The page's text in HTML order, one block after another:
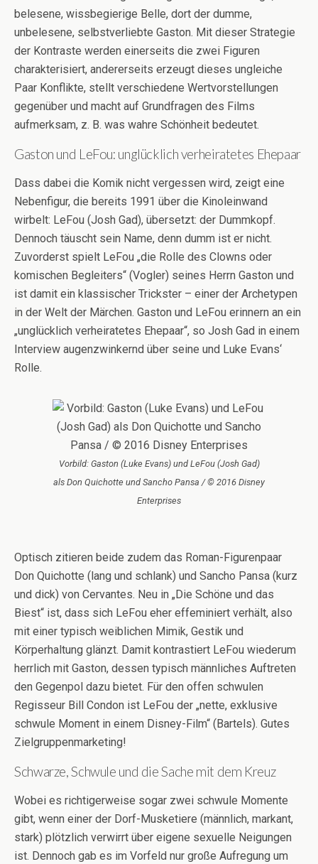
belesene, wissbegierige Belle, dort der dumme,
unbelesene, selbstverliebte Gaston. Mit dieser Strategie
der Kontraste werden einerseits die zwei Figuren
charakterisiert, andererseits erzeugt dieses ungleiche
Paar Konflikte, stellt verschiedene Wertvorstellungen
gegenüber und macht auf Grundfragen des Films
aufmerksam, z. B. was wahre Schönheit bedeutet.
Gaston und LeFou: unglücklich verheiratetes Ehepaar
Dass dabei die Komik nicht vergessen wird, zeigt eine
Nebenfigur, die bereits 1991 über die Kinoleinwand
wirbelt: LeFou (Josh Gad), übersetzt: der Dummkopf.
Dennoch täuscht sein Name, denn dumm ist er nicht.
Zuvorderst spielt LeFou „die Rolle des Clowns oder
komischen Begleiters“ (Vogler) seines Herrn Gaston und
ist damit ein klassischer Trickster – einer der Archetypen
in der Welt der Märchen. Gaston und LeFou erinnern an ein
„unglücklich verheiratetes Ehepaar“, so Josh Gad in einem
Interview augenzwinkernd über seine und Luke Evans‘
Rolle.
Vorbild: Gaston (Luke Evans) und LeFou (Josh Gad)
als Don Quichotte und Sancho Pansa / © 2016 Disney
Enterprises
Optisch zitieren beide zudem das Roman-Figurenpaar
Don Quichotte (lang und schlank) und Sancho Pansa (kurz
und dick) von Cervantes. Neu in „Die Schöne und das
Biest“ ist, dass sich LeFou eher effeminiert verhält, also
mit einer typisch weiblichen Mimik, Gestik und
Körperhaltung glänzt. Damit kontrastiert LeFou wiederum
herrlich mit Gaston, dessen typisch männliches Auftreten
den Gegenpol dazu bietet. Für den offen schwulen
Regisseur Bill Condon ist LeFou der „nette, exklusive
schwule Moment in einem Disney-Film“ (Bartels). Gutes
Zielgruppenmarketing!
Schwarze, Schwule und die Sache mit dem Kreuz
Wobei es richtigerweise sogar zwei schwule Momente
gibt, wenn einer der Dorf-Musketiere (männlich, markant,
stark) plötzlich verwirrt über eigene sexuelle Neigungen
ist. Dennoch gab es im Vorfeld nur große Aufregung um